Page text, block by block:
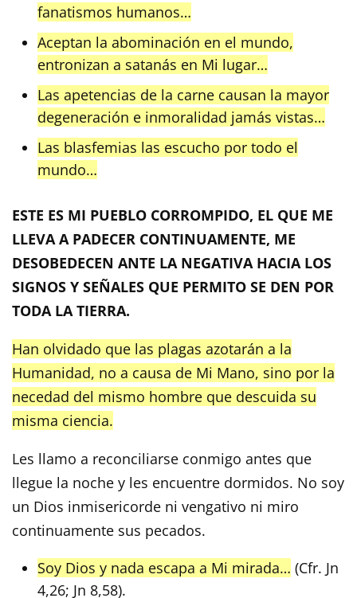
fanatismos humanos…
Aceptan la abominación en el mundo,
entronizan a satanás en Mi lugar…
Las apetencias de la carne causan la mayor
degeneración e inmoralidad jamás vistas…
Las blasfemias las escucho por todo el
mundo…
ESTE ES MI PUEBLO CORROMPIDO, EL QUE ME
LLEVA A PADECER CONTINUAMENTE, ME
DESOBEDECEN ANTE LA NEGATIVA HACIA LOS
SIGNOS Y SEÑALES QUE PERMITO SE DEN POR
TODA LA TIERRA.
Han olvidado que las plagas azotarán a la
Humanidad, no a causa de Mi Mano, sino por la
necedad del mismo hombre que descuida su
misma ciencia.
Les llamo a reconciliarse conmigo antes que
llegue la noche y les encuentre dormidos. No soy
un Dios inmisericorde ni vengativo ni miro
continuamente sus pecados.
Soy Dios y nada escapa a Mi mirada… (Cfr. Jn
4,26; Jn 8,58).